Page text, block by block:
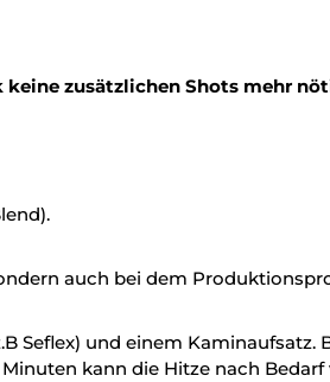
keine zusätzlichen Shots mehr
auch bei dem
Seflex) und einem
kann die Hitze nach